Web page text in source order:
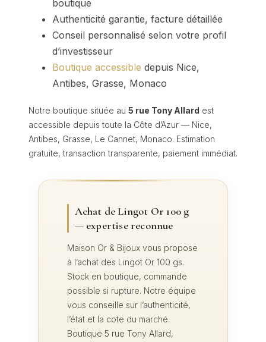
boutique
Authenticité garantie, facture détaillée
Conseil personnalisé selon votre profil
d’investisseur
Boutique accessible depuis Nice,
Antibes, Grasse, Monaco
Notre boutique située au 5 rue Tony Allard est
accessible depuis toute la Côte d’Azur — Nice,
Antibes, Grasse, Le Cannet, Monaco. Estimation
gratuite, transaction transparente, paiement immédiat.
Achat de Lingot Or 100 g
— expertise reconnue
Maison Or & Bijoux vous propose
à l’achat des Lingot Or 100 gs.
Stock en boutique, commande
possible si rupture. Notre équipe
vous conseille sur l’authenticité,
l’état et la cote du marché.
Boutique 5 rue Tony Allard,